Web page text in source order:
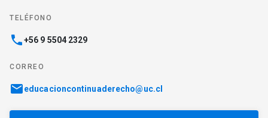
TELÉFONO
phone+56 9 5504 2329
CORREO
emaileducacioncontinuaderecho@uc.cl